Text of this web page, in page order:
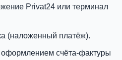
Privat24 или терминал
(наложенный платёж).
счёта-фактуры